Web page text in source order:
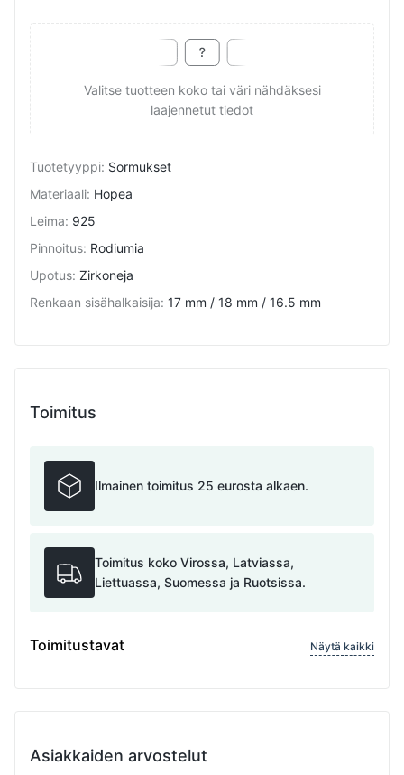
Valitse tuotteen koko tai väri nähdäksesi
laajennetut tiedot
Tuotetyyppi: Sormukset
Materiaali: Hopea
Leima: 925
Pinnoitus: Rodiumia
Upotus: Zirkoneja
Renkaan sisähalkaisija: 17 mm / 18 mm / 16.5 mm
Toimitus
Ilmainen toimitus 25 eurosta alkaen.
Toimitus koko Virossa, Latviassa,
Liettuassa, Suomessa ja Ruotsissa.
Toimitustavat Näytä kaikki
Asiakkaiden arvostelut